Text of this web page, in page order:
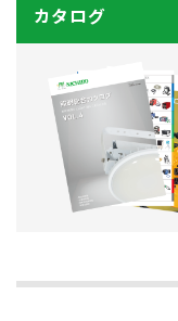
カタログ